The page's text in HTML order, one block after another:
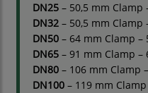
DN25 – 50,5 mm Clamp
DN32 – 50,5 mm Clamp
DN50 – 64 mm Clamp –
DN65 – 91 mm Clamp –
DN80 – 106 mm Clamp
DN100 – 119 mm